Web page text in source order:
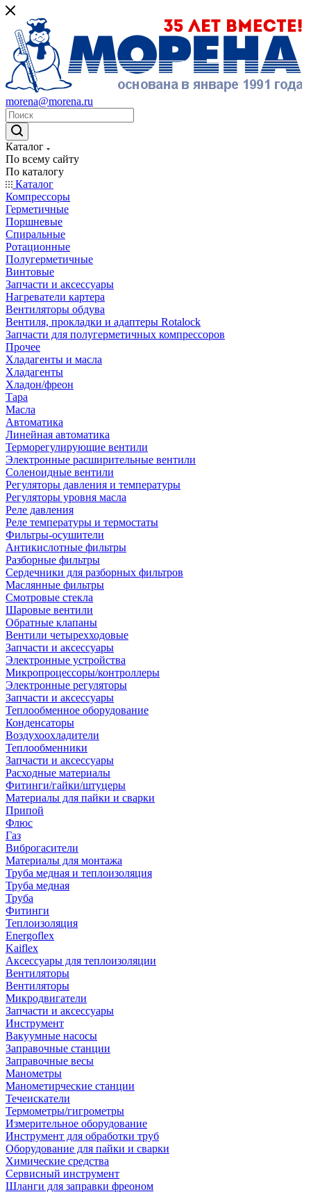
morena@morena.ru
Каталог
По всему сайту
По каталогу
Каталог
Компрессоры
Герметичные
Поршневые
Спиральные
Ротационные
Полугерметичные
Винтовые
Запчасти и аксессуары
Нагреватели картера
Вентиляторы обдува
Вентиля, прокладки и адаптеры Rotalock
Запчасти для полугерметичных компрессоров
Прочее
Хладагенты и масла
Хладагенты
Хладон/фреон
Тара
Масла
Автоматика
Линейная автоматика
Терморегулирующие вентили
Электронные расширительные вентили
Соленоидные вентили
Регуляторы давления и температуры
Регуляторы уровня масла
Реле давления
Реле температуры и термостаты
Фильтры-осушители
Антикислотные фильтры
Разборные фильтры
Сердечники для разборных фильтров
Маслянные фильтры
Смотровые стекла
Шаровые вентили
Обратные клапаны
Вентили четырехходовые
Запчасти и аксессуары
Электронные устройства
Микропроцессоры/контроллеры
Электронные регуляторы
Запчасти и аксессуары
Теплообменное оборудование
Конденсаторы
Воздухоохладители
Теплообменники
Запчасти и аксессуары
Расходные материалы
Фитинги/гайки/штуцеры
Материалы для пайки и сварки
Припой
Флюс
Газ
Виброгасители
Материалы для монтажа
Труба медная и теплоизоляция
Труба медная
Труба
Фитинги
Теплоизоляция
Energoflex
Kaiflex
Аксессуары для теплоизоляции
Вентиляторы
Вентиляторы
Микродвигатели
Запчасти и аксессуары
Инструмент
Вакуумные насосы
Заправочные станции
Заправочные весы
Манометры
Манометирческие станции
Течеискатели
Термометры/гигрометры
Измерительное оборудование
Инструмент для обработки труб
Оборудование для пайки и сварки
Химические средства
Сервисный инструмент
Шланги для заправки фреоном